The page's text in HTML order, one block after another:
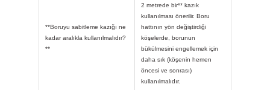
**Boruyu sabitleme kazığı ne
kadar aralıkla kullanılmalıdır?
**
2 metrede bir** kazık
kullanılması önerilir. Boru
hattının yön değiştirdiği
köşelerde, borunun
bükülmesini engellemek için
daha sık (köşenin hemen
öncesi ve sonrası)
kullanılmalıdır.